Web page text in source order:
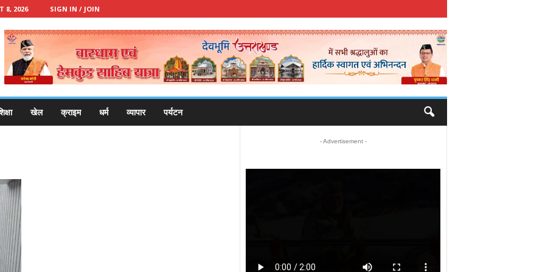
8, 2026 SIGN IN / JOIN
खेल क्राइम धर्म व्यापार पर्यटन
- Advertisement -